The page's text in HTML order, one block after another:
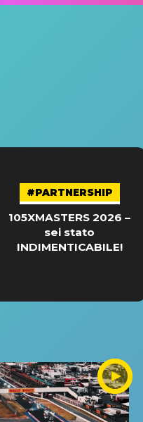
#PARTNERSHIP
105XMASTERS 2026 –
sei stato
INDIMENTICABILE!